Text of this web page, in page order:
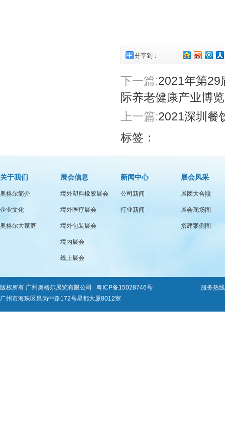
分享到：
下一篇:2021年第29
际养老健康产业博
上一篇:2021深圳餐
标签：
关于我们
奥格尔简介
企业文化
奥格尔大家庭
展会信息
境外塑料橡胶展会
境外医疗展会
境外包装展会
境内展会
线上展会
新闻中心
公司新闻
行业新闻
展会风采
展团大合照
展会现场图
搭建案例图
版权所有 广州奥格尔展览有限公司 粤ICP备15028746号
服务热
广州市海珠区昌岗中路172号星都大厦8012室